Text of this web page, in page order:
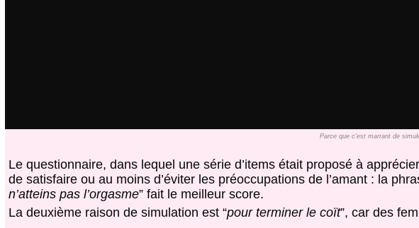
Parce que c'est marrant de
Le questionnaire, dans lequel une série d’items était proposé à
de satisfaire ou au moins d’éviter les préoccupations de l’amant : la
n’atteins pas l’orgasme” fait le meilleur score.
La deuxième raison de simulation est “pour terminer le coït”, car des